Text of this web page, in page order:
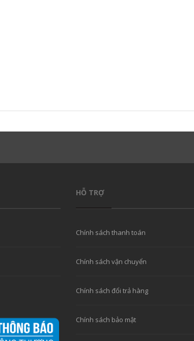
HỖ TRỢ
Chính sách thanh toán
Chính sách vận chuyển
Chính sách đổi trả hàng
Chính sách bảo mật